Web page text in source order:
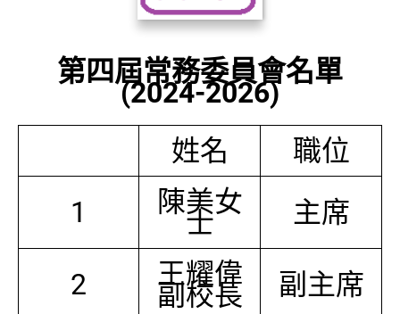
第四屆常務委員會名單
(2024-2026)
姓名
職位
1
陳美女
士 主席
2 王耀偉
副校長 副主席